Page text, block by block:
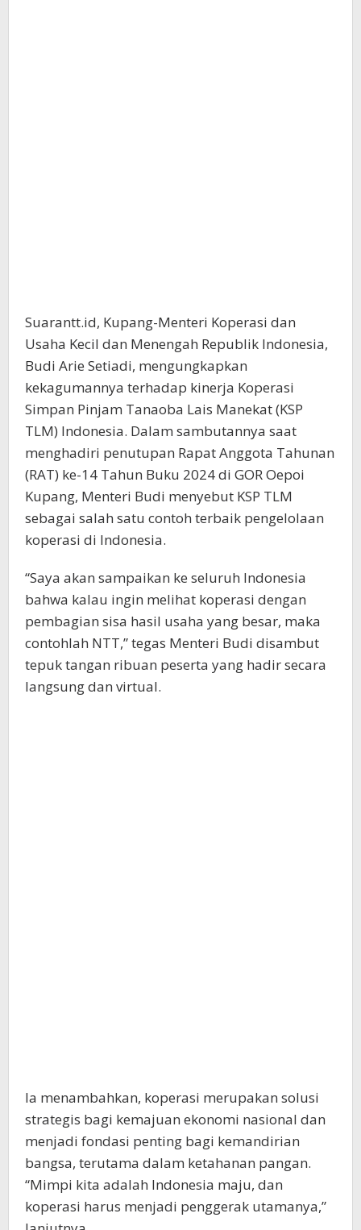
Suarantt.id, Kupang-Menteri Koperasi dan
Usaha Kecil dan Menengah Republik Indonesia,
Budi Arie Setiadi, mengungkapkan
kekagumannya terhadap kinerja Koperasi
Simpan Pinjam Tanaoba Lais Manekat (KSP
TLM) Indonesia. Dalam sambutannya saat
menghadiri penutupan Rapat Anggota Tahunan
(RAT) ke-14 Tahun Buku 2024 di GOR Oepoi
Kupang, Menteri Budi menyebut KSP TLM
sebagai salah satu contoh terbaik pengelolaan
koperasi di Indonesia.
“Saya akan sampaikan ke seluruh Indonesia
bahwa kalau ingin melihat koperasi dengan
pembagian sisa hasil usaha yang besar, maka
contohlah NTT,” tegas Menteri Budi disambut
tepuk tangan ribuan peserta yang hadir secara
langsung dan virtual.
Ia menambahkan, koperasi merupakan solusi
strategis bagi kemajuan ekonomi nasional dan
menjadi fondasi penting bagi kemandirian
bangsa, terutama dalam ketahanan pangan.
“Mimpi kita adalah Indonesia maju, dan
koperasi harus menjadi penggerak utamanya,”